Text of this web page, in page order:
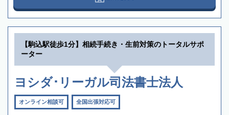
【駒込駅徒歩1分】相続手続き・生前対策のトータルサポ
ーター
ヨシダ･リーガル司法書士法人
オンライン相談可 全国出張対応可